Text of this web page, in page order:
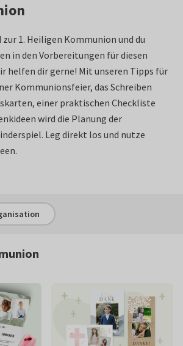
1. Heiligen Kommunion und du
in den Vorbereitungen für diesen
helfen dir gerne! Mit unseren Tipps für
Kommunionsfeier, das Schreiben
einer praktischen Checkliste
wird die Planung der
Leg direkt los und nutze